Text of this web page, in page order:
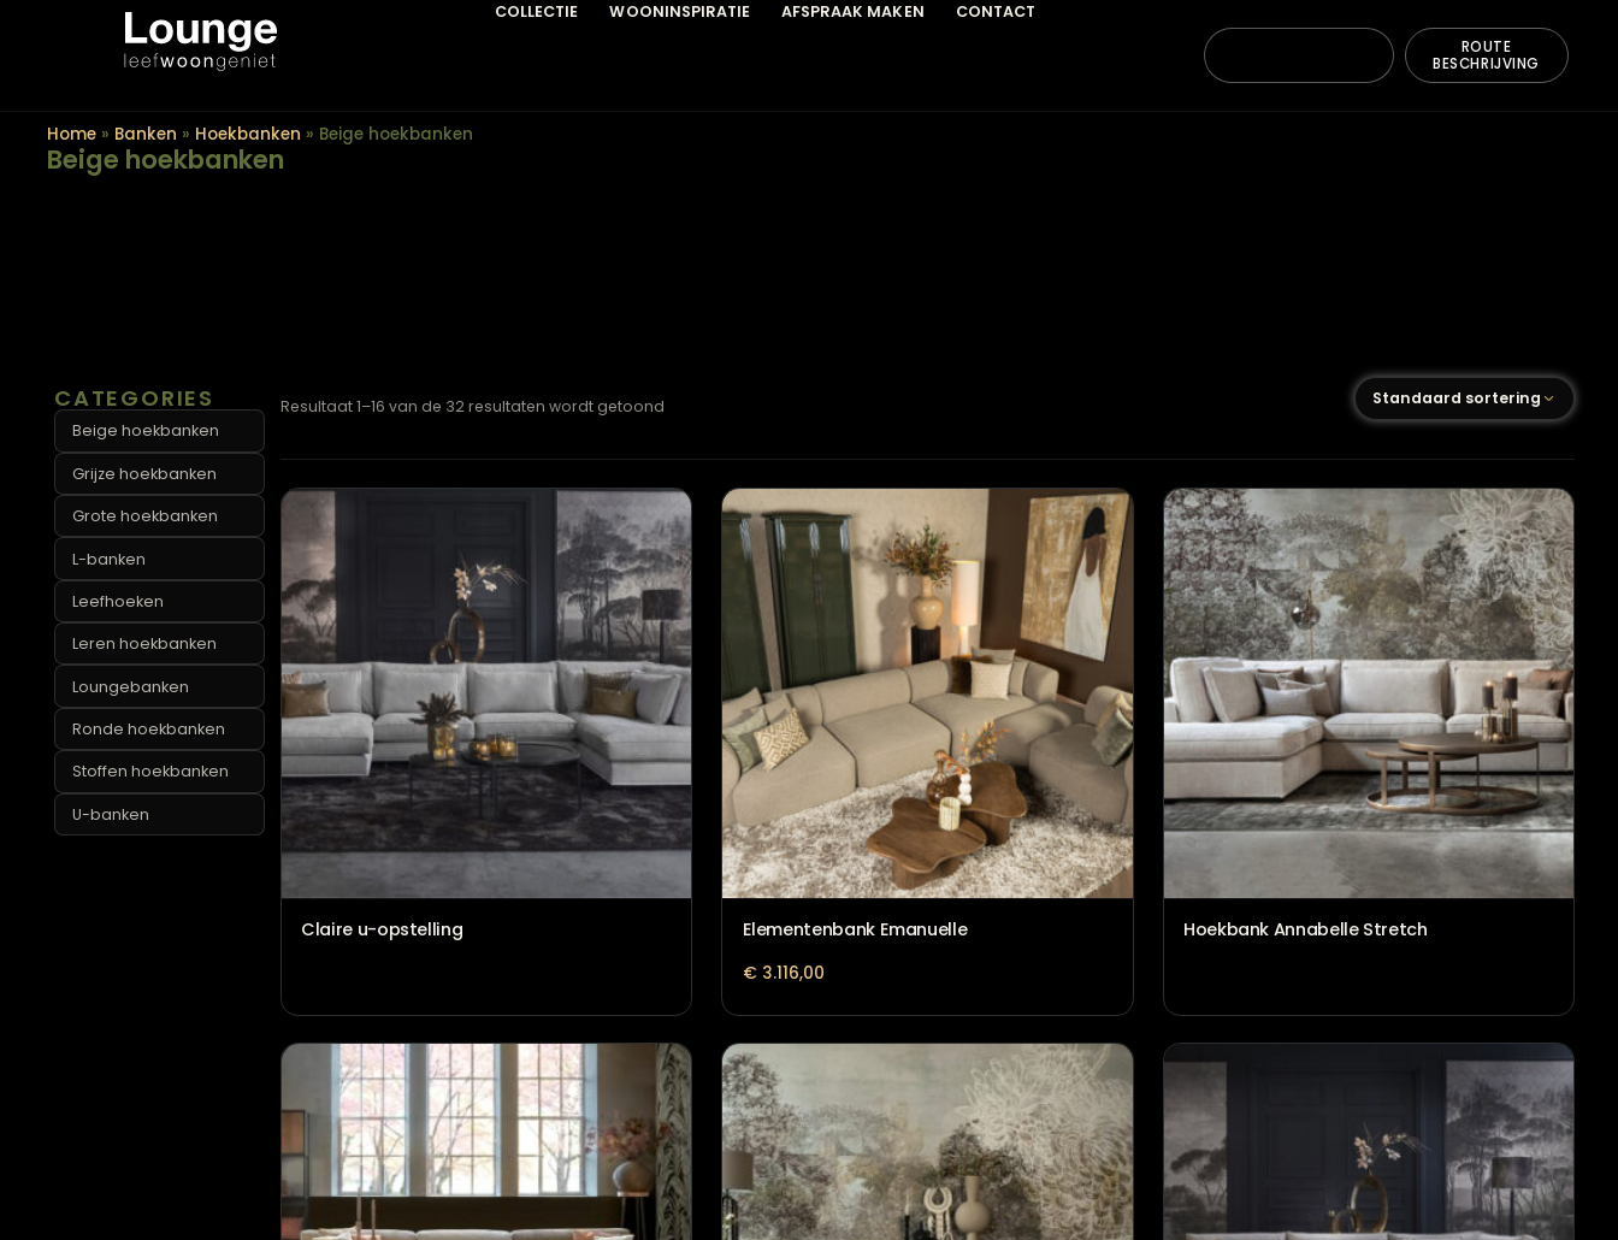
COLLECTIE WOONINSPIRATIE AFSPRAAK MAKEN
Home »Banken»Hoekbanken »
Beige hoekbanken
CATEGORIES
Beige hoekbanken
Grijze hoekbanken
L-banken
Leefhoeken
Leren hoekbanken
Loungebanken
Ronde hoekbanken